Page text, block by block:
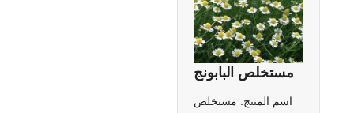
مستخلص البابونج
اسم المنتج: مستخلص